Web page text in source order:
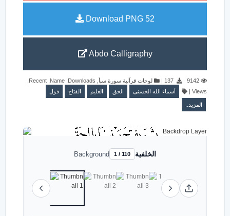
Download PNG 52
Abdo Calligraphy
9142
137
| لوحات قرآنية سورة سبأ,
Downloads
,
Name
,
Recent
,
Views
| أسماء الله الحسنى الحق العليم الفتاح قول
المزيد..
Background 1 / 110 الخلفية